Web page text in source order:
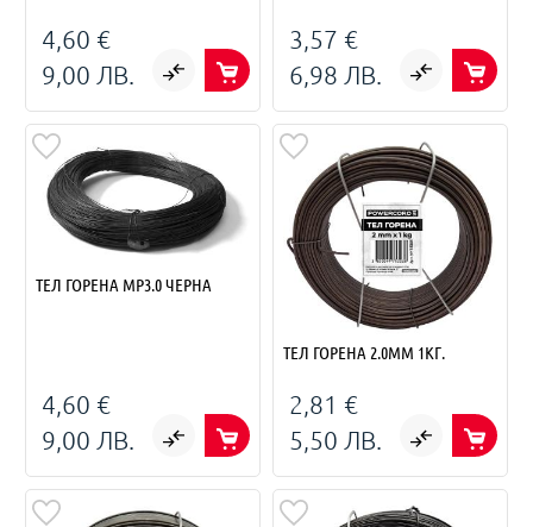
4,60 €
9,00 ЛВ.
3,57 €
6,98 ЛВ.
ТЕЛ ГОРЕНА MP3.0 ЧЕРНА
4,60 €
9,00 ЛВ.
ТЕЛ ГОРЕНА 2.0ММ 1КГ.
2,81 €
5,50 ЛВ.